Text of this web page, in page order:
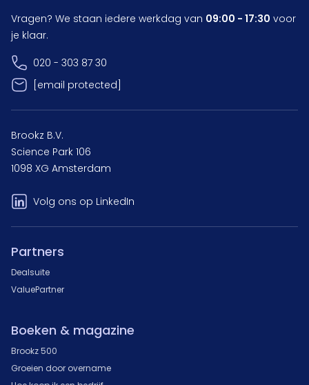
Vragen? We staan iedere werkdag van 09:00 - 17:30 voor
je klaar.
020 - 303 87 30
[email protected]
Brookz B.V.
Science Park 106
1098 XG Amsterdam
Volg ons op LinkedIn
Partners
Dealsuite
ValuePartner
Boeken & magazine
Brookz 500
Groeien door overname